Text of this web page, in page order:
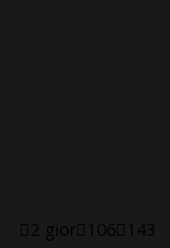
2 gior 106 143